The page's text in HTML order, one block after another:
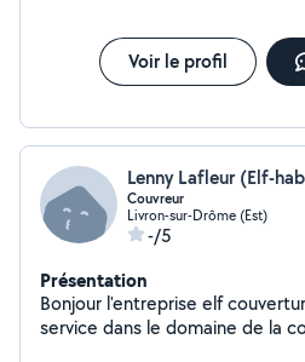
Voir le profil
Lenny Lafleur (Elf-
Couvreur
Livron-sur-Drôme (Est)
-/5
Présentation
Bonjour l'entreprise elf
service dans le domaine de la